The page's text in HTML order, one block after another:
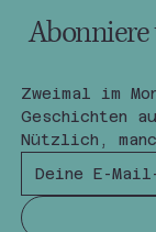
Abonniere
Zweimal im
Geschichten
Nützlich,